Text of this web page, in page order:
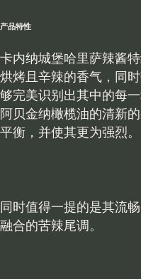
产品特性
卡内纳城堡哈里萨辣酱
烘烤且辛辣的香气，同
够完美识别出其中的每
阿贝金纳橄榄油的清新
平衡，并使其更为强烈。
同时值得一提的是其流
融合的苦辣尾调。